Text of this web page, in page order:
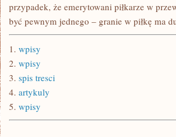
przypadek, że emerytowani piłkarze w
być pewnym jednego – granie w piłkę ma
1. wpisy
2. wpisy
3. spis tresci
4. artykuly
5. wpisy